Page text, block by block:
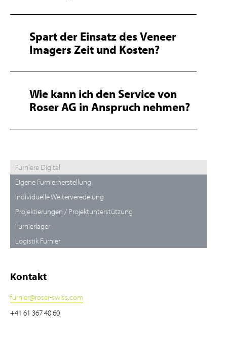
Spart der Einsatz des Veneer
Imagers Zeit und Kosten?
Wie kann ich den Service von
Roser AG in Anspruch nehmen?
Furniere Digital
Eigene Furnierherstellung
Individuelle Weiterveredelung
Projektierungen / Projektunterstützung
Furnierlager
Logistik Furnier
Kontakt
furnier@roser-swiss.com
+41 61 367 40 60